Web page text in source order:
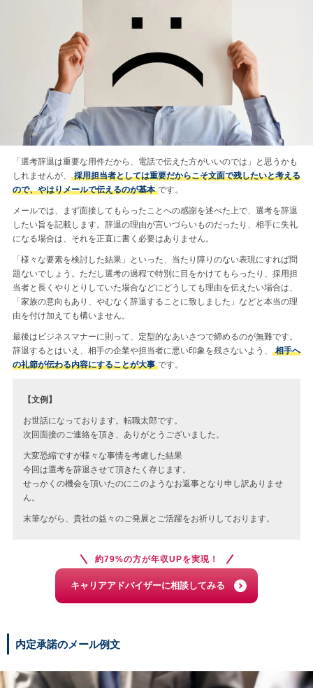
「選考辞退は重要な用件だから、電話で伝えた方がいいのでは」と思うかも
しれませんが、
採用担当者としては重要だからこそ文面で残したいと考える
ので、やはりメールで伝えるのが基本 です。
メールでは、まず面接してもらったことへの感謝を述べた上で、選考を辞退
したい旨を記載します。辞退の理由が言いづらいものだったり、相手に失礼
になる場合は、それを正直に書く必要はありません。
「様々な要素を検討した結果」といった、当たり障りのない表現にすれば問
題ないでしょう。ただし選考の過程で特別に目をかけてもらったり、採用担
当者と長くやりとりしていた場合などにどうしても理由を伝えたい場合は、
「家族の意向もあり、やむなく辞退することに致しました」などと本当の理
由を付け加えても構いません。
最後はビジネスマナーに則って、定型的なあいさつで締めるのが無難です。
辞退するとはいえ、相手の企業や担当者に悪い印象を残さないよう、
相手へ
の礼節が伝わる内容にすることが大事 です。
【文例】
お世話になっております。転職太郎です。
次回面接のご連絡を頂き、ありがとうございました。
大変恐縮ですが様々な事情を考慮した結果
今回は選考を辞退させて頂きたく存じます。
せっかくの機会を頂いたのにこのようなお返事となり申し訳ありませ
ん。
末筆ながら、貴社の益々のご発展とご活躍をお祈りしております。
約79%の方が年収UPを実現！
キャリアアドバイザーに相談してみる
内定承諾のメール例文